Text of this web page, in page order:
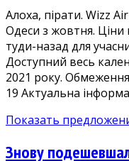
Алоха, пірати. Wizz
Одеси з жовтня. Ціни
туди-назад для
Доступний весь
2021 року.
19 Актуальна
Показать
Знову